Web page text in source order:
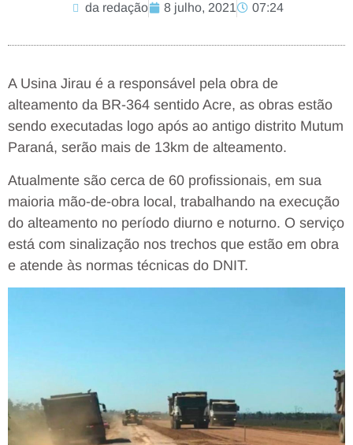
da redação 8 julho, 2021 07:24
A Usina Jirau é a responsável pela obra de
alteamento da BR-364 sentido Acre, as obras estão
sendo executadas logo após ao antigo distrito Mutum
Paraná, serão mais de 13km de alteamento.
Atualmente são cerca de 60 profissionais, em sua
maioria mão-de-obra local, trabalhando na execução
do alteamento no período diurno e noturno. O serviço
está com sinalização nos trechos que estão em obra
e atende às normas técnicas do DNIT.